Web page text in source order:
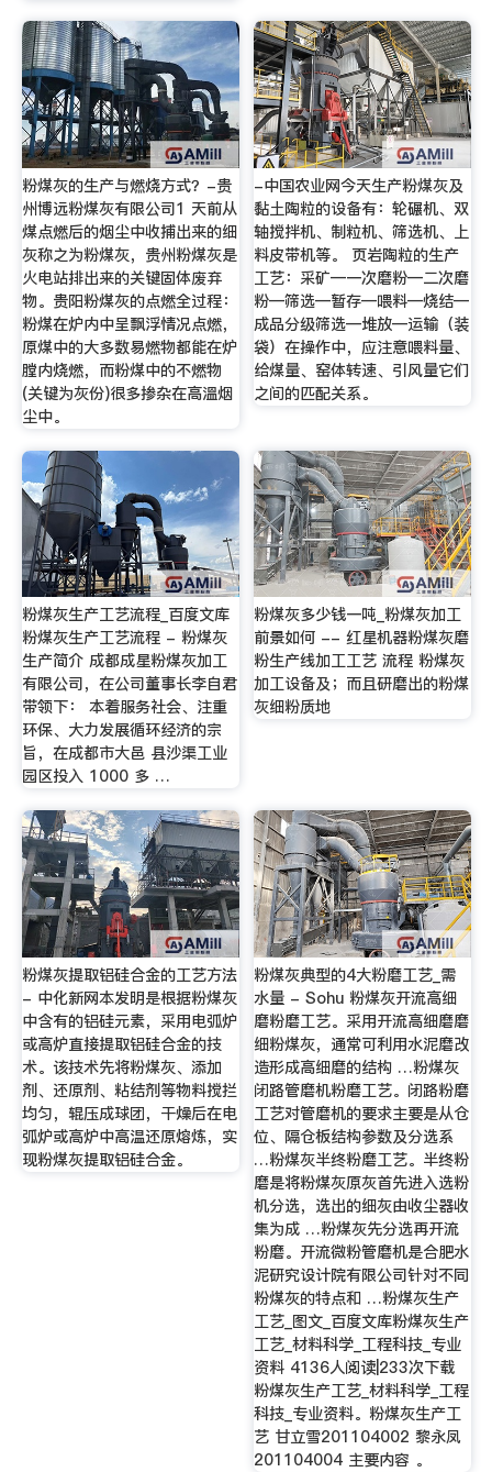
粉煤灰的生产与燃烧方式？-贵
州博远粉煤灰有限公司1 天前从
煤点燃后的烟尘中收捕出来的细
灰称之为粉煤灰，贵州粉煤灰是
火电站排出来的关键固体废弃
物。贵阳粉煤灰的点燃全过程：
粉煤在炉内中呈飘浮情况点燃，
原煤中的大多数易燃物都能在炉
膛内烧燃，而粉煤中的不燃物
(关键为灰份)很多掺杂在高溫烟
尘中。
-中国农业网今天生产粉煤灰及
黏土陶粒的设备有：轮碾机、双
轴搅拌机、制粒机、筛选机、上
料皮带机等。 页岩陶粒的生产
工艺：采矿—一次磨粉—二次磨
粉—筛选—暂存—喂料—烧结—
成品分级筛选—堆放—运输（装
袋）在操作中，应注意喂料量、
给煤量、窑体转速、引风量它们
之间的匹配关系。
粉煤灰生产工艺流程_百度文库
粉煤灰生产工艺流程 - 粉煤灰
生产简介 成都成星粉煤灰加工
有限公司，在公司董事长李自君
带领下： 本着服务社会、注重
环保、大力发展循环经济的宗
旨，在成都市大邑 县沙渠工业
园区投入 1000 多 …
粉煤灰多少钱一吨_粉煤灰加工
前景如何 -- 红星机器粉煤灰磨
粉生产线加工工艺 流程 粉煤灰
加工设备及；而且研磨出的粉煤
灰细粉质地
粉煤灰提取铝硅合金的工艺方法
- 中化新网本发明是根据粉煤灰
中含有的铝硅元素，采用电弧炉
或高炉直接提取铝硅合金的技
术。该技术先将粉煤灰、添加
剂、还原剂、粘结剂等物料搅拦
均匀，辊压成球团，干燥后在电
弧炉或高炉中高温还原熔炼，实
现粉煤灰提取铝硅合金。
粉煤灰典型的4大粉磨工艺_需
水量 - Sohu 粉煤灰开流高细
磨粉磨工艺。采用开流高细磨磨
细粉煤灰，通常可利用水泥磨改
造形成高细磨的结构 …粉煤灰
闭路管磨机粉磨工艺。闭路粉磨
工艺对管磨机的要求主要是从仓
位、隔仓板结构参数及分选系
…粉煤灰半终粉磨工艺。半终粉
磨是将粉煤灰原灰首先进入选粉
机分选，选出的细灰由收尘器收
集为成 …粉煤灰先分选再开流
粉磨。开流微粉管磨机是合肥水
泥研究设计院有限公司针对不同
粉煤灰的特点和 …粉煤灰生产
工艺_图文_百度文库粉煤灰生产
工艺_材料科学_工程科技_专业
资料 4136人阅读|233次下载
粉煤灰生产工艺_材料科学_工程
科技_专业资料。粉煤灰生产工
艺 甘立雪201104002 黎永凤
201104004 主要内容 。